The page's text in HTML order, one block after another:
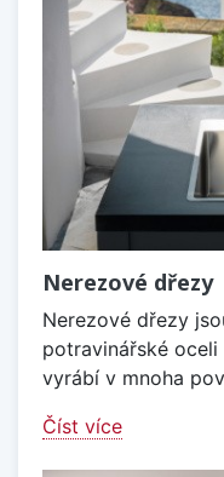
Nerezové dřezy
Nerezové dřezy
potravinářské oceli
vyrábí v mnoha
Číst více